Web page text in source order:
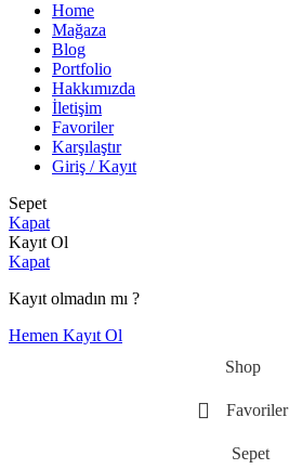
Home
Mağaza
Blog
Portfolio
Hakkımızda
İletişim
Favoriler
Karşılaştır
Giriş / Kayıt
Sepet
Kapat
Kayıt Ol
Kapat
Kayıt olmadın mı ?
Hemen Kayıt Ol
Shop
Favoriler
Sepet